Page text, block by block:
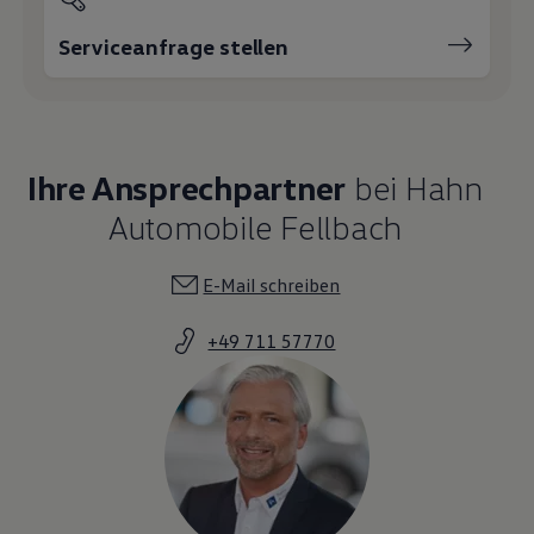
Lifestyle
Transport
Volkswagen Kundenbetreuung
Serviceanfrage stellen
Ihre Ansprechpartner bei Hahn
Automobile Fellbach
E-Mail schreiben
+49 711 57770